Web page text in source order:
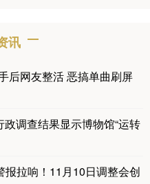
讯
后网友整活 恶搞单曲刷屏
调查结果显示博物馆“运转
拉响！11月10日调整会创